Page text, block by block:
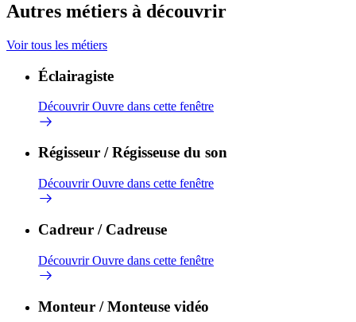
Autres métiers à découvrir
Voir tous les métiers
Éclairagiste
DécouvrirOuvre dans cette fenêtre
Régisseur / Régisseuse du son
DécouvrirOuvre dans cette fenêtre
Cadreur / Cadreuse
DécouvrirOuvre dans cette fenêtre
Monteur / Monteuse vidéo